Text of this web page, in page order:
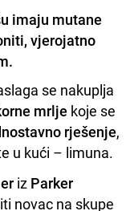
imaju mutane
vjerojatno
se nakuplja
mrlje koje se
rješenje,
u kući – limuna.
iz Parker
novac na skupe